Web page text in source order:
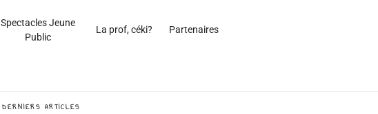
Spectacles Jeune
Public
La prof, céki? Partenaires
DERNIERS ARTICLES